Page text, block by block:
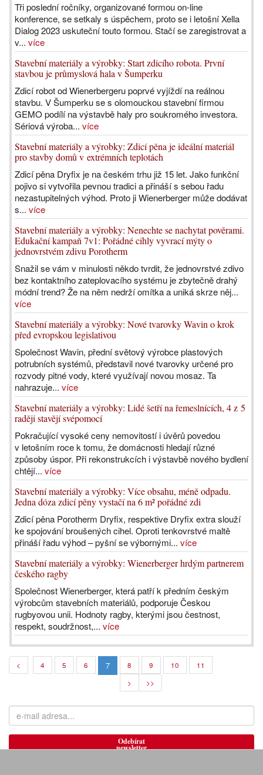
Tři poslední ročníky, organizované formou on-line
konference, se setkaly s úspěchem, proto se i letošní Xella
Dialog 2023 uskuteční touto formou. Stačí se zaregistrovat a
v... více
Stavební materiály a výrobky: Start zdicího robota. První
stavbou je průmyslová hala v Šumperku
Zdicí robot od Wienerbergeru poprvé vyjíždí na reálnou
stavbu. V Šumperku se s olomouckou stavební firmou
GEMO podílí na výstavbě haly pro soukromého investora.
Sériová výroba... více
Stavební materiály a výrobky: Zdicí pěna je ideální materiál
pro stavby domů v extrémních teplotách
Zdicí pěna Dryfix je na českém trhu již 15 let. Jako funkční
pojivo si vytvořila pevnou tradici a přináší s sebou řadu
nezastupitelných výhod. Proto ji Wienerberger může dodávat
s... více
Stavební materiály a výrobky: Nenechte se nachytat pověrami.
Edukační kampaň 7v1: Pořádné cihly vyvrací mýty o
jednovrstvém zdivu Porotherm
Snažil se vám v minulosti někdo tvrdit, že jednovrstvé zdivo
bez kontaktního zateplovacího systému je zbytečně drahý
módní trend? Že na něm nedrží omítka a uniká skrze něj...
více
Stavební materiály a výrobky: Nové tvarovky Wavin o krok
před evropskou legislativou
Společnost Wavin, přední světový výrobce plastových
potrubních systémů, představil nové tvarovky určené pro
rozvody pitné vody, které využívají novou mosaz. Ta
nahrazuje... více
Stavební materiály a výrobky: Lidé šetří na řemeslnících, 4 z 5
raději stavějí svépomocí
Pokračující vysoké ceny nemovitostí i úvěrů povedou
v letošním roce k tomu, že domácnosti hledají různé
způsoby úspor. Při rekonstrukcích i výstavbě nového bydlení
chtějí... více
Stavební materiály a výrobky: Více obsahu, méně odpadu.
Jedna dóza zdicí pěny vystačí na 6 m² pořádné zdi
Zdicí pěna Porotherm Dryfix, respektive Dryfix extra slouží
ke spojování broušených cihel. Oproti tenkovrstvé maltě
přináší řadu výhod – pyšní se výbornými... více
Stavební materiály a výrobky: Wienerberger hrdým partnerem
českého ragby
Společnost Wienerberger, která patří k předním českým
výrobcům stavebních materiálů, podporuje Českou
rugbyovou unii. Hodnoty ragby, kterými jsou čestnost,
respekt, soudržnost,... více
< 4 5 6 7 8 9 10
11
>
>>
Odebírat
newsletter